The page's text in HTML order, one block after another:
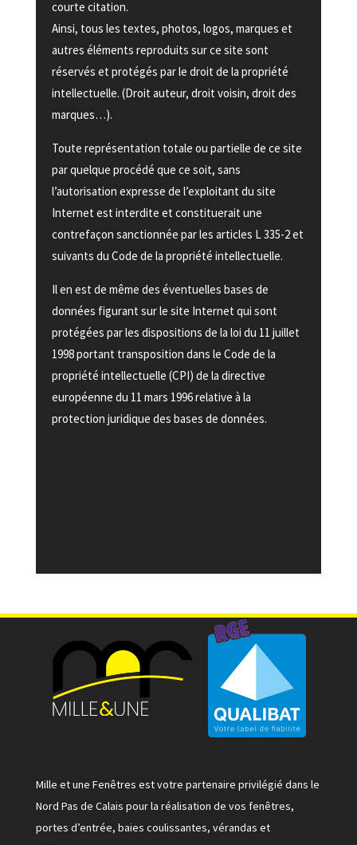
courte citation.
Ainsi, tous les textes, photos, logos, marques et
autres éléments reproduits sur ce site sont
réservés et protégés par le droit de la propriété
intellectuelle. (Droit auteur, droit voisin, droit des
marques…).
Toute représentation totale ou partielle de ce site
par quelque procédé que ce soit, sans
l’autorisation expresse de l’exploitant du site
Internet est interdite et constituerait une
contrefaçon sanctionnée par les articles L 335-2 et
suivants du Code de la propriété intellectuelle.
Il en est de même des éventuelles bases de
données figurant sur le site Internet qui sont
protégées par les dispositions de la loi du 11 juillet
1998 portant transposition dans le Code de la
propriété intellectuelle (CPI) de la directive
européenne du 11 mars 1996 relative à la
protection juridique des bases de données.
Mille et une Fenêtres est votre partenaire privilégié dans le
Nord Pas de Calais pour la réalisation de vos fenêtres,
portes d’entrée, baies coulissantes, vérandas et